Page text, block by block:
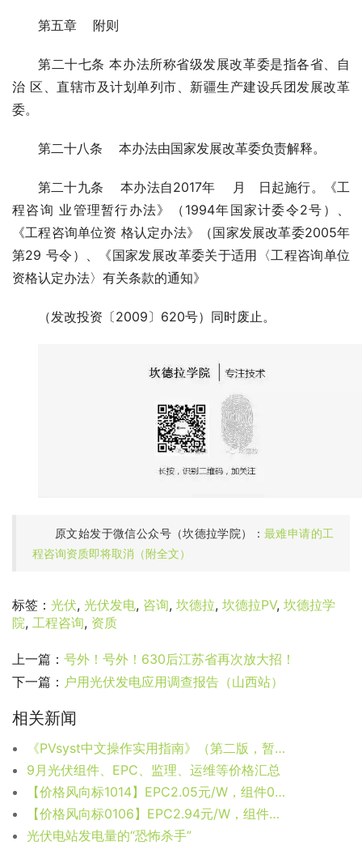
第五章 附则
第二十七条 本办法所称省级发展改革委是指各省、自
治 区、直辖市及计划单列市、新疆生产建设兵团发展改革
委。
第二十八条 本办法由国家发展改革委负责解释。
第二十九条 本办法自2017年 月 日起施行。《工
程咨询 业管理暂行办法》（1994年国家计委令2号）、
《工程咨询单位资 格认定办法》（国家发展改革委2005年
第29 号令）、《国家发展改革委关于适用〈工程咨询单位
资格认定办法〉有关条款的通知》
（发改投资〔2009〕620号）同时废止。
原文始发于微信公众号（坎德拉学院）：最难申请的工
程咨询资质即将取消（附全文）
标签： 光伏, 光伏发电, 咨询, 坎德拉, 坎德拉PV, 坎德拉学
院, 工程咨询, 资质
上一篇： 号外！号外！630后江苏省再次放大招！
下一篇： 户用光伏发电应用调查报告（山西站）
相关新闻
《PVsyst中文操作实用指南》（第二版，暂无货）
9月光伏组件、EPC、监理、运维等价格汇总
【价格风向标1014】EPC2.05元/W，组件0.67元/W，近期光伏设备、EPC、监理等价格信息
【价格风向标0106】EPC2.94元/W，组件0.645元/W，近期光伏设备、EPC、监理等价格信息
光伏电站发电量的“恐怖杀手”